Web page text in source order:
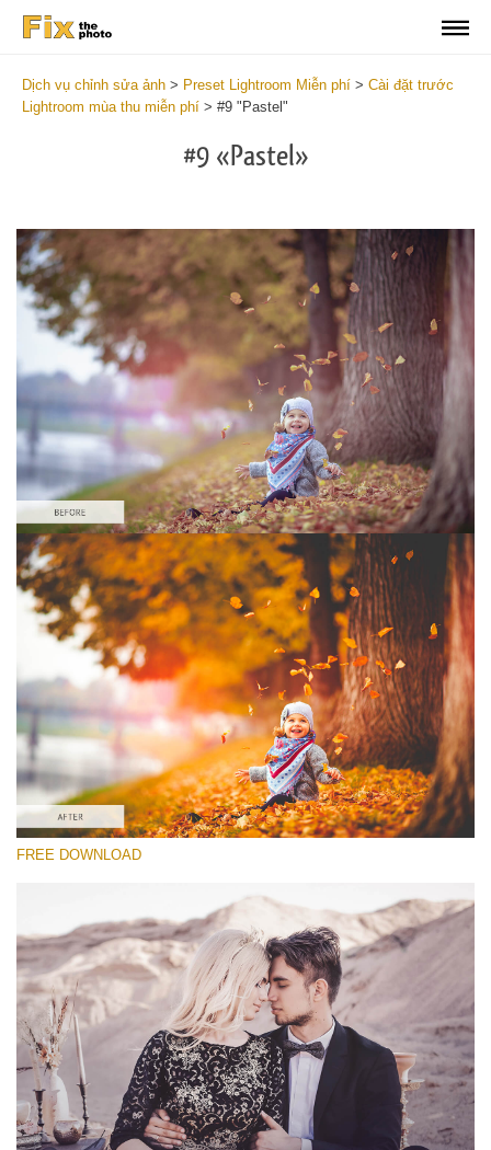
Dịch vụ chỉnh sửa ảnh > Preset Lightroom Miễn phí > Cài đặt trước
Lightroom mùa thu miễn phí > #9 "Pastel"
#9 «Pastel»
Xin hãy lựa chọn
Lightroom Fall Preset #9
Vintage Love
(60 Lr Presets)
Matte Complete
(130 Lr Presets)
Entire Collection
(2067 Lr Presets)
Tải xuống miễn phí
FREE DOWNLOAD